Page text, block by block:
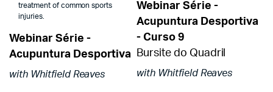
treatment of common sports
injuries.
Webinar Série -
Acupuntura Desportiva
with Whitfield Reaves
Webinar Série -
Acupuntura Desportiva
- Curso 9
Bursite do Quadril
with Whitfield Reaves